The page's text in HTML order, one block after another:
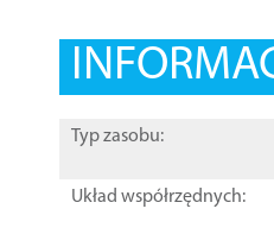
Typ zasobu:
Układ współrzędnych: